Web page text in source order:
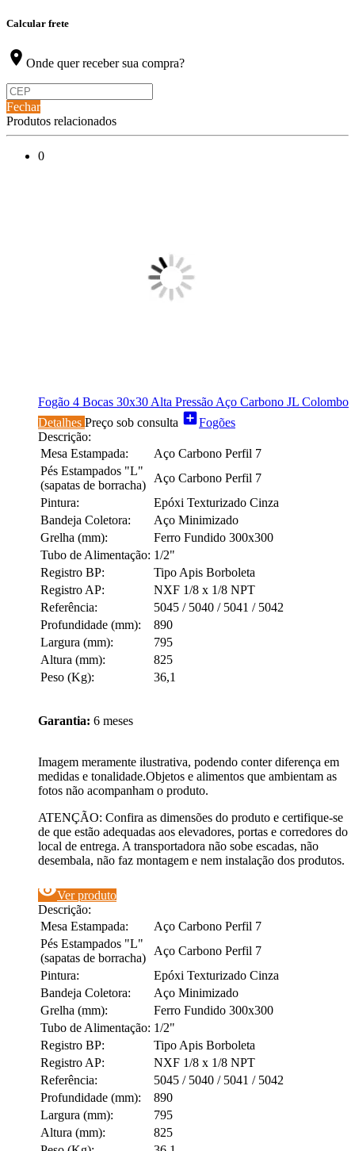
Calcular frete
location_on Onde quer receber sua compra?
Fechar
Produtos relacionados
0
Fogão 4 Bocas 30x30 Alta Pressão Aço Carbono JL Colombo
Detalhes Preço sob consulta add_boxFogões
Descrição:
Mesa Estampada:
Aço Carbono Perfil 7
Pés Estampados "L"
(sapatas de borracha)
Aço Carbono Perfil 7
Pintura:
Epóxi Texturizado Cinza
Bandeja Coletora:
Aço Minimizado
Grelha (mm):
Ferro Fundido 300x300
Tubo de Alimentação: 1/2"
Registro BP:
Tipo Apis Borboleta
Registro AP:
NXF 1/8 x 1/8 NPT
Referência:
5045 / 5040 / 5041 / 5042
Profundidade (mm):
890
Largura (mm):
795
Altura (mm):
825
Peso (Kg):
36,1
Garantia: 6 meses
Imagem meramente ilustrativa, podendo conter diferença em
medidas e tonalidade.Objetos e alimentos que ambientam as
fotos não acompanham o produto.
ATENÇÃO: Confira as dimensões do produto e certifique-se
de que estão adequadas aos elevadores, portas e corredores do
local de entrega. A transportadora não sobe escadas, não
desembala, não faz montagem e nem instalação dos produtos.
visibilityVer produto
Descrição:
Mesa Estampada:
Aço Carbono Perfil 7
Pés Estampados "L"
(sapatas de borracha)
Aço Carbono Perfil 7
Pintura:
Epóxi Texturizado Cinza
Bandeja Coletora:
Aço Minimizado
Grelha (mm):
Ferro Fundido 300x300
Tubo de Alimentação: 1/2"
Registro BP:
Tipo Apis Borboleta
Registro AP:
NXF 1/8 x 1/8 NPT
Referência:
5045 / 5040 / 5041 / 5042
Profundidade (mm):
890
Largura (mm):
795
Altura (mm):
825